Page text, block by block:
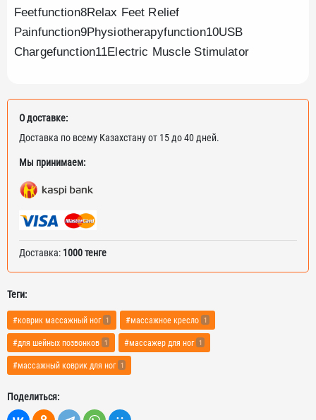
Feetfunction8Relax Feet Relief
Painfunction9Physiotherapyfunction10USB
Chargefunction11Electric Muscle Stimulator
О доставке:
Доставка по всему Казахстану от 15 до 40 дней.
Мы принимаем:
Доставка: 1000 тенге
Теги:
#коврик массажный ног 1 #массажное кресло 1
#для шейных позвонков 1 #массажер для ног 1
#массажный коврик для ног 1
Поделиться: